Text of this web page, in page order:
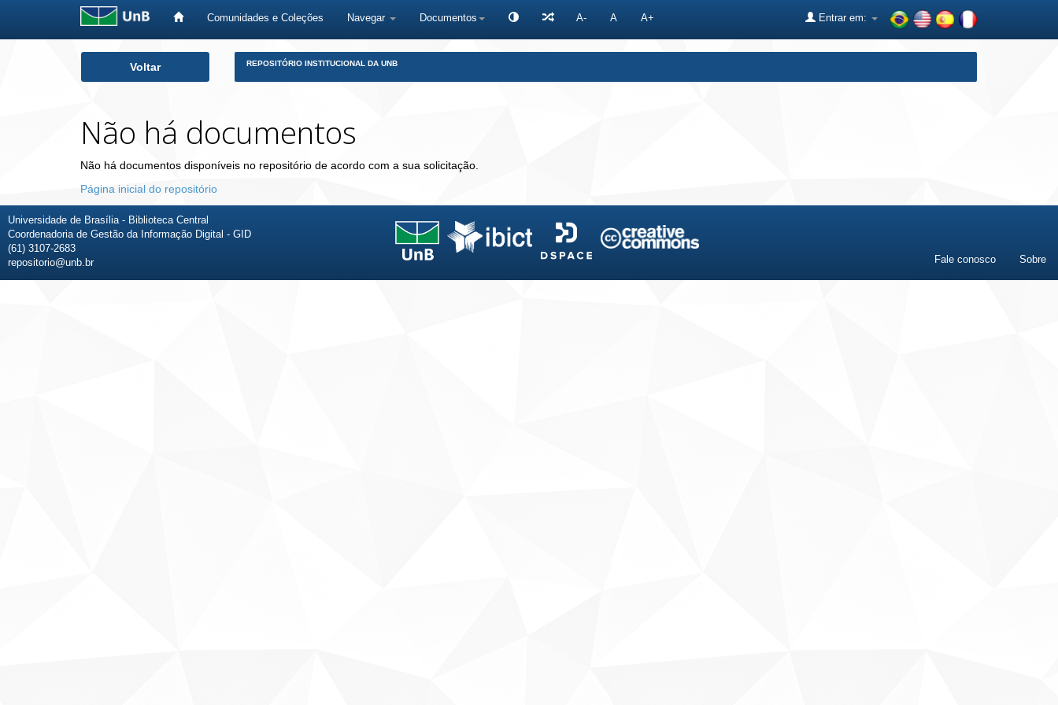
Comunidades e Coleções Navegar Documentos A- A A+ Entrar em:
Voltar REPOSITÓRIO INSTITUCIONAL DA UNB
Não há documentos
Não há documentos disponíveis no repositório de acordo com a sua solicitação.
Página inicial do repositório
Universidade de Brasília - Biblioteca Central
Coordenadoria de Gestão da Informação Digital - GID
(61) 3107-2683
repositorio@unb.br
Fale conosco Sobre